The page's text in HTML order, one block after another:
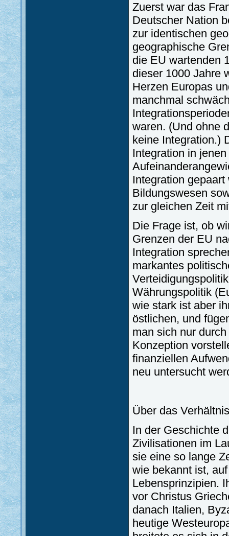
Zuerst war das
Deutscher Nation
zur identischen
geographische
die EU wartenden
dieser 1000 Jahre
Herzen Europas
manchmal
waren. (Und ohne
keine Integration.)
Integration in
Integration
Bildungswesen
zur gleichen Zeit
Die Frage ist, ob
Grenzen der EU
Integration
markantes
Währungspolitik
wie stark ist aber
östlichen, und
man sich nur
Konzeption
finanziellen
neu untersucht
Über das
In der Geschichte
Zivilisationen im
sie eine so lange
wie bekannt ist,
Lebensprinzipien.
vor Christus
danach Italien,
heutige